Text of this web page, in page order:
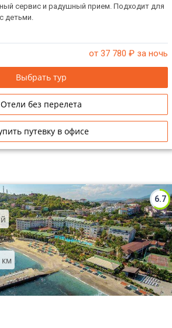
сервис и радушный прием. Подходит для
детьми.
от 37 780 ₽ за ночь
Выбрать тур
Отели без перелета
путевку в офисе
6.7